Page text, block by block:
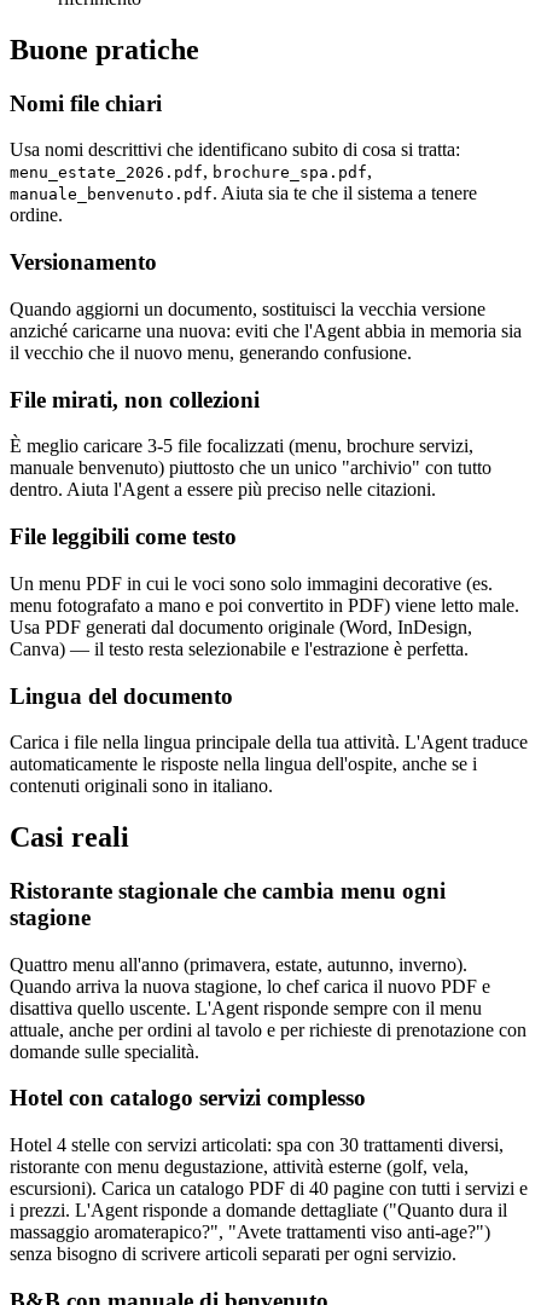
Buone pratiche
Nomi file chiari
Usa nomi descrittivi che identificano subito di cosa si tratta:
menu_estate_2026.pdf, brochure_spa.pdf,
manuale_benvenuto.pdf. Aiuta sia te che il sistema a tenere
ordine.
Versionamento
Quando aggiorni un documento, sostituisci la vecchia versione
anziché caricarne una nuova: eviti che l'Agent abbia in memoria sia
il vecchio che il nuovo menu, generando confusione.
File mirati, non collezioni
È meglio caricare 3-5 file focalizzati (menu, brochure servizi,
manuale benvenuto) piuttosto che un unico "archivio" con tutto
dentro. Aiuta l'Agent a essere più preciso nelle citazioni.
File leggibili come testo
Un menu PDF in cui le voci sono solo immagini decorative (es.
menu fotografato a mano e poi convertito in PDF) viene letto male.
Usa PDF generati dal documento originale (Word, InDesign,
Canva) — il testo resta selezionabile e l'estrazione è perfetta.
Lingua del documento
Carica i file nella lingua principale della tua attività. L'Agent traduce
automaticamente le risposte nella lingua dell'ospite, anche se i
contenuti originali sono in italiano.
Casi reali
Ristorante stagionale che cambia menu ogni
stagione
Quattro menu all'anno (primavera, estate, autunno, inverno).
Quando arriva la nuova stagione, lo chef carica il nuovo PDF e
disattiva quello uscente. L'Agent risponde sempre con il menu
attuale, anche per ordini al tavolo e per richieste di prenotazione con
domande sulle specialità.
Hotel con catalogo servizi complesso
Hotel 4 stelle con servizi articolati: spa con 30 trattamenti diversi,
ristorante con menu degustazione, attività esterne (golf, vela,
escursioni). Carica un catalogo PDF di 40 pagine con tutti i servizi e
i prezzi. L'Agent risponde a domande dettagliate ("Quanto dura il
massaggio aromaterapico?", "Avete trattamenti viso anti-age?")
senza bisogno di scrivere articoli separati per ogni servizio.